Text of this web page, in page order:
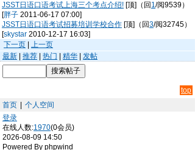
JSST日语口语考试上海三个考点介绍! [顶]（回 1/阅9539）
[胖子 2011-06-17 07:00]
JSST日语口语考试招募培训学校合作 [顶]（回3/阅32745）
[skystar 2010-12-17 16:03]
下一页
上一页
最新
推荐 热门 精华 发帖
top
首页
个人空间
登录
在线人数:1970(0会员)
2026-08-09 14:50
Powered By phpwind